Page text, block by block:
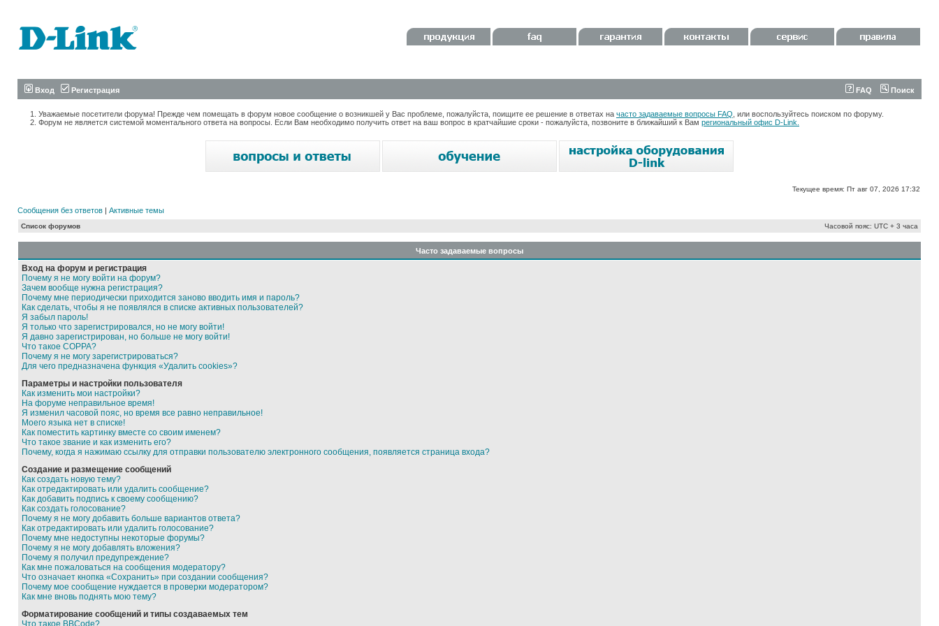
Вход Регистрация FAQ Поиск
Уважаемые посетители форума! Прежде чем помещать в форум новое сообщение о возникшей у Вас проблеме, пожалуйста, поищите ее решение в ответах на часто задаваемые вопросы FAQ , или воспользуйтесь поиском по форуму.
Форум не является системой моментального ответа на вопросы. Если Вам необходимо получить ответ на ваш вопрос в кратчайшие сроки - пожалуйста, позвоните в ближайший к Вам региональный офис D-Link.
Текущее время: Пт авг 07, 2026 17:32
Сообщения без ответов | Активные темы
Список форумов Часовой пояс: UTC + 3 часа
Часто задаваемые вопросы
Вход на форум и регистрация
Почему я не могу войти на форум?
Зачем вообще нужна регистрация?
Почему мне периодически приходится заново вводить имя и пароль?
Как сделать, чтобы я не появлялся в списке активных пользователей?
Я забыл пароль!
Я только что зарегистрировался, но не могу войти!
Я давно зарегистрирован, но больше не могу войти!
Что такое COPPA?
Почему я не могу зарегистрироваться?
Для чего предназначена функция «Удалить cookies»?
Параметры и настройки пользователя
Как изменить мои настройки?
На форуме неправильное время!
Я изменил часовой пояс, но время все равно неправильное!
Моего языка нет в списке!
Как поместить картинку вместе со своим именем?
Что такое звание и как изменить его?
Почему, когда я нажимаю ссылку для отправки пользователю электронного сообщения, появляется страница входа?
Создание и размещение сообщений
Как создать новую тему?
Как отредактировать или удалить сообщение?
Как добавить подпись к своему сообщению?
Как создать голосование?
Почему я не могу добавить больше вариантов ответа?
Как отредактировать или удалить голосование?
Почему мне недоступны некоторые форумы?
Почему я не могу добавлять вложения?
Почему я получил предупреждение?
Как мне пожаловаться на сообщения модератору?
Что означает кнопка «Сохранить» при создании сообщения?
Почему мое сообщение нуждается в проверки модератором?
Как мне вновь поднять мою тему?
Форматирование сообщений и типы создаваемых тем
Что такое BBCode?